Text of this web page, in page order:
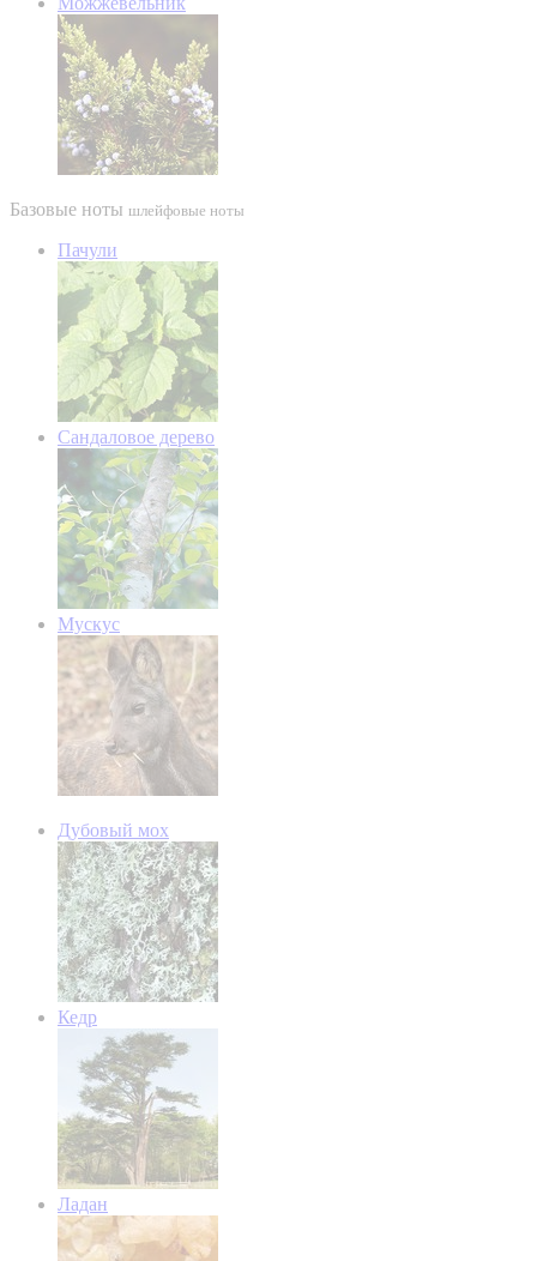
Базовые ноты шлейфовые ноты
Пачули
Сандаловое дерево
Мускус
Дубовый мох
Кедр
Ладан